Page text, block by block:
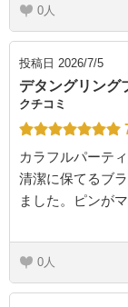
0
投稿日 2026/7/5
デタングリング
クチコミ
カラフルパーテ
清潔に保てるブ
ました。ピンが
0